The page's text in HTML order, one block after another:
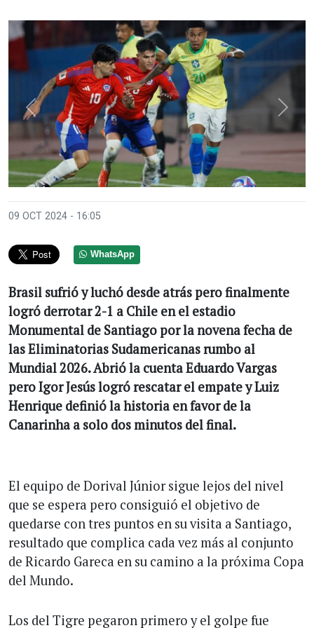
Anterior
09 OCT 2024 - 16:05
WhatsApp
Brasil sufrió y luchó desde atrás pero finalmente
logró derrotar 2-1 a Chile en el estadio
Monumental de Santiago por la novena fecha de
las Eliminatorias Sudamericanas rumbo al
Mundial 2026. Abrió la cuenta Eduardo Vargas
pero Igor Jesús logró rescatar el empate y Luiz
Henrique definió la historia en favor de la
Canarinha a solo dos minutos del final.
El equipo de Dorival Júnior sigue lejos del nivel
que se espera pero consiguió el objetivo de
quedarse con tres puntos en su visita a Santiago,
resultado que complica cada vez más al conjunto
de Ricardo Gareca en su camino a la próxima Copa
del Mundo.
Los del Tigre pegaron primero y el golpe fue